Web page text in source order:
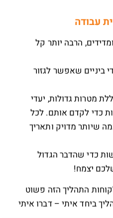
הרבה יותר קל
שאפשר לגזור
מטרות גדולות, יעדי
כדי לקדם אותם. לכל
שיותר מדויק ותאריך
כדי שהדבר הגדול
יצמח!
התהליך הזה פשוט
ביחד איתי – דברו איתי